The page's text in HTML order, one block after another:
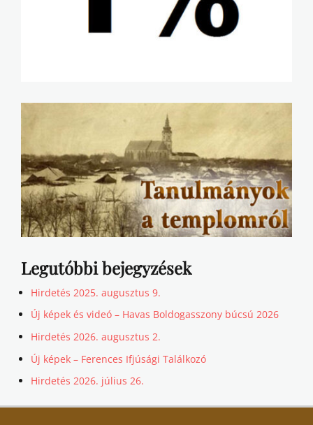
Legutóbbi bejegyzések
Hirdetés 2025. augusztus 9.
Új képek és videó – Havas Boldogasszony búcsú 2026
Hirdetés 2026. augusztus 2.
Új képek – Ferences Ifjúsági Találkozó
Hirdetés 2026. július 26.